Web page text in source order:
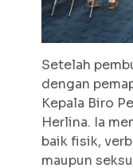
Setelah
dengan
Kepala Biro
Herlina. Ia
baik fisik,
maupun